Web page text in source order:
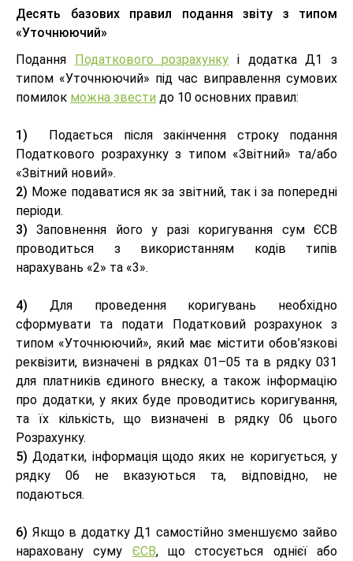
Десять базових правил подання звіту з типом
«Уточнюючий»
Подання Податкового розрахунку і додатка Д1 з
типом «Уточнюючий» під час виправлення сумових
помилок можна звести до 10 основних правил:
1) Подається після закінчення строку подання
Податкового розрахунку з типом «Звітний» та/або
«Звітний новий».
2) Може подаватися як за звітний, так і за попередні
періоди.
3)Заповнення його у разі коригування сум ЄСВ
проводиться з використанням кодів типів
нарахувань «2» та «3».
4) Для проведення коригувань необхідно
сформувати та подати Податковий розрахунок з
типом «Уточнюючий», який має містити обов’язкові
реквізити, визначені в рядках 01–05 та в рядку 031
для платників єдиного внеску, а також інформацію
про додатки, у яких буде проводитись коригування,
та їх кількість, що визначені в рядку 06 цього
Розрахунку.
5) Додатки, інформація щодо яких не коригується, у
рядку 06 не вказуються та, відповідно, не
подаються.
6) Якщо в додатку Д1 самостійно зменшуємо зайво
нараховану суму ЄСВ, що стосується однієї або